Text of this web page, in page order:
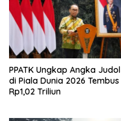
PPATK Ungkap Angka Judol
di Piala Dunia 2026 Tembus
Rp1,02 Triliun